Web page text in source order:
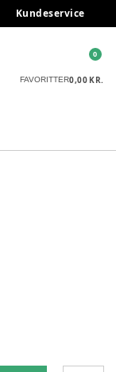
Kundeservice
FAVORITTER0,00 KR.
0